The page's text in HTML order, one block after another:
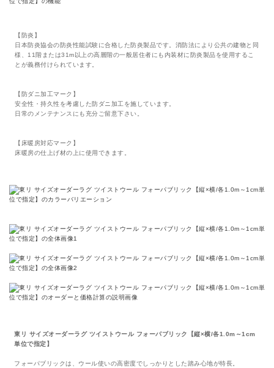
【防炎】
日本防炎協会の防炎性能試験に合格した防炎製品です。消防法により公共の建物と同
様、11階または31m以上の高層階の一般居住者にも内装材に防炎製品を使用するこ
とが義務付けられています。
【防ダニ加工マーク】
安全性・持久性を考慮した防ダニ加工を施しています。
日常のメンテナンスにも充分ご留意下さい。
【床暖房対応マーク】
床暖房の仕上げ材の上に使用できます。
東リ サイズオーダーラグ ツイストウール フォーパブリック【縦×横/各1.0m～1cm
単位で指定】
フォーパブリックは、ウール使いの高密度でしっかりとした踏み心地が特長。